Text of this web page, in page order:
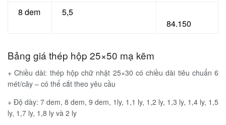
8 dem
5,5
84.150
Bảng giá thép hộp 25×50 mạ kẽm
+ Chiều dài: thép hộp chữ nhật 25×30 có chiều dài tiêu chuẩn 6
mét/cây – có thể cắt theo yêu cầu
+ Độ dày: 7 dem, 8 dem, 9 dem, 1ly, 1,1 ly, 1,2 ly, 1,3 ly, 1,4 ly, 1,5
ly, 1,7 ly, 1,8 ly và 2 ly